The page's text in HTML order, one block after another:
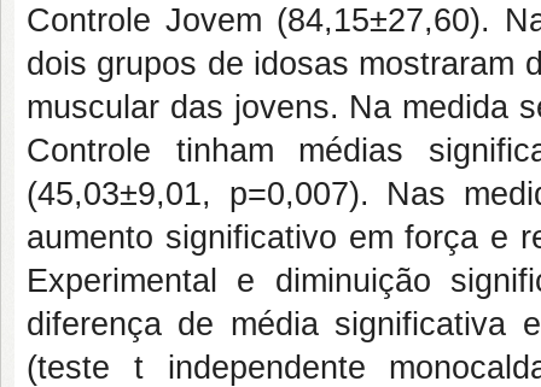
Controle Jovem (84,15±27,60).
dois grupos de idosas mostraram
muscular das jovens. Na medida
Controle tinham médias
(45,03±9,01, p=0,007). Nas
aumento significativo em força e
Experimental e diminuição
diferença de média significativa
(teste t independente